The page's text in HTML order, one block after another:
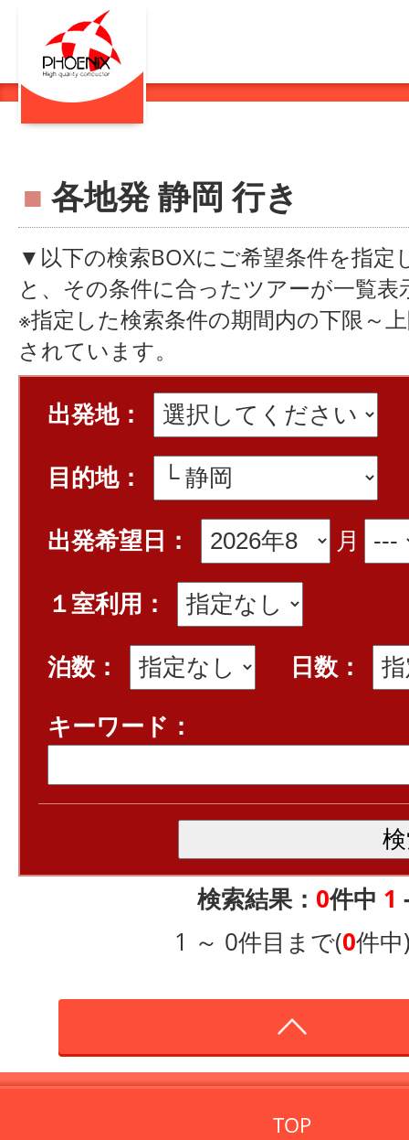
■ 各地発 静岡 行き
▼以下の検索BOXにご希望条件を指定
と、その条件に合ったツアーが一覧表
※指定した検索条件の期間内の下限～
されています。
出発地：
目的地：
出発希望日：
月
１室利用：
泊数：
日数：
キーワード：
検索結果： 0件中 1
1 ～ 0件目まで(0件中
TOP